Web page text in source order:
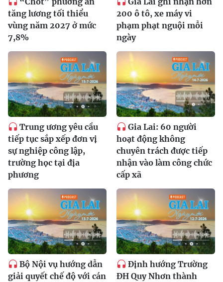
tăng lương tối thiểu
vùng năm 2027 ở mức
7,8%
200 ô tô, xe máy vi
phạm phạt nguội mỗi
ngày
Trung ương yêu cầu
tiếp tục sắp xếp đơn vị
sự nghiệp công lập,
trường học tại địa
phương
Gia Lai: 60 người
hoạt động không
chuyên trách được tiếp
nhận vào làm công chức
cấp xã
Bộ Nội vụ hướng dẫn
giải quyết chế độ với cán
Định hướng Trường
ĐH Quy Nhơn thành